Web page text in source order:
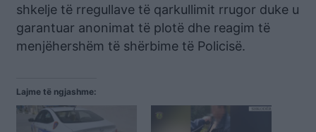
shkelje të rregullave të qarkullimit rrugor duke u
garantuar anonimat të plotë dhe reagim të
menjëhershëm të shërbime të Policisë.
Lajme të ngjashme: